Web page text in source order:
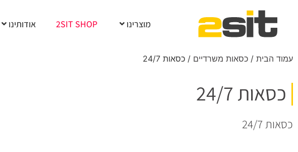
מוצרינו 2SIT SHOP אודותינו
עמוד הבית / כסאות משרדיים / כסאות 24/7
כסאות 24/7
כסאות 24/7